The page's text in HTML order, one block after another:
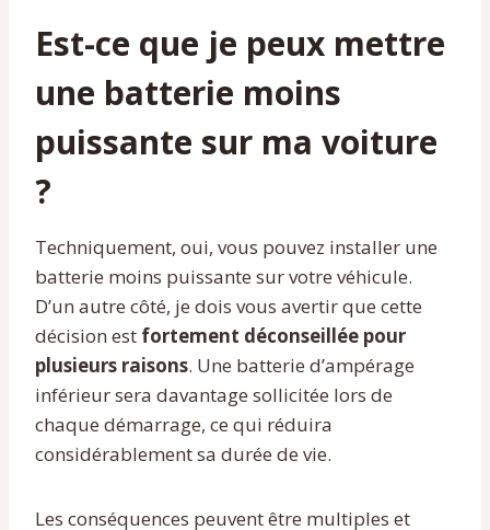
Est-ce que je peux mettre
une batterie moins
puissante sur ma voiture
?
Techniquement, oui, vous pouvez installer une
batterie moins puissante sur votre véhicule.
D’un autre côté, je dois vous avertir que cette
décision est fortement déconseillée pour
plusieurs raisons. Une batterie d’ampérage
inférieur sera davantage sollicitée lors de
chaque démarrage, ce qui réduira
considérablement sa durée de vie.
Les conséquences peuvent être multiples et